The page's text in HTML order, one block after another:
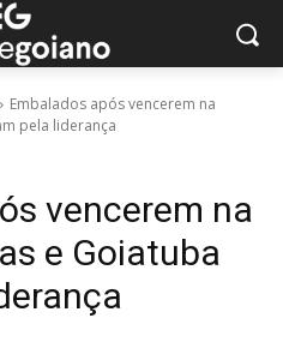
Embalados após vencerem na
pela liderança
vencerem na
e Goiatuba